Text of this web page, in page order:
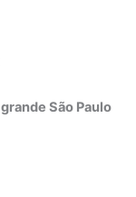
grande São Paulo